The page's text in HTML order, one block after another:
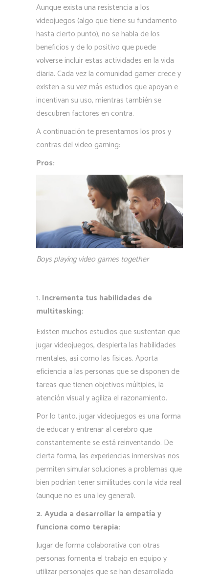
Aunque exista una resistencia a los
videojuegos (algo que tiene su fundamento
hasta cierto punto), no se habla de los
beneficios y de lo positivo que puede
volverse incluir estas actividades en la vida
diaria. Cada vez la comunidad gamer crece y
existen a su vez más estudios que apoyan e
incentivan su uso, mientras también se
descubren factores en contra.
A continuación te presentamos los pros y
contras del video gaming:
Pros:
Boys playing video games together
Incrementa tus habilidades de
multitasking:
Existen muchos estudios que sustentan que
jugar videojuegos, despierta las habilidades
mentales, así como las físicas. Aporta
eficiencia a las personas que se disponen de
tareas que tienen objetivos múltiples, la
atención visual y agiliza el razonamiento.
Por lo tanto, jugar videojuegos es una forma
de educar y entrenar al cerebro que
constantemente se está reinventando. De
cierta forma, las experiencias inmersivas nos
permiten simular soluciones a problemas que
bien podrían tener similitudes con la vida real
(aunque no es una ley general).
2. Ayuda a desarrollar la empatía y
funciona como terapia:
Jugar de forma colaborativa con otras
personas fomenta el trabajo en equipo y
utilizar personajes que se han desarrollado